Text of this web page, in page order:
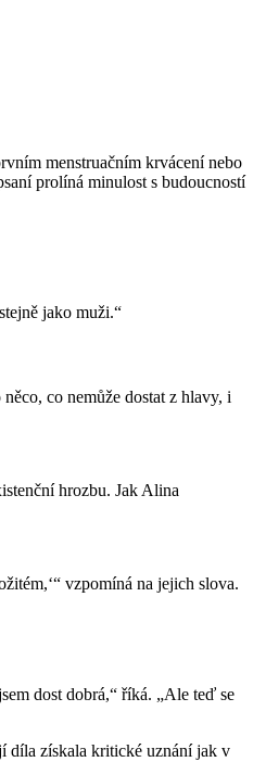
menstruačním krvácení nebo
prolíná minulost s budoucností
jako muži.“
co nemůže dostat z hlavy, i
hrozbu. Jak Alina
vzpomíná na jejich slova.
dost dobrá,“ říká. „Ale teď se
díla získala kritické uznání jak v